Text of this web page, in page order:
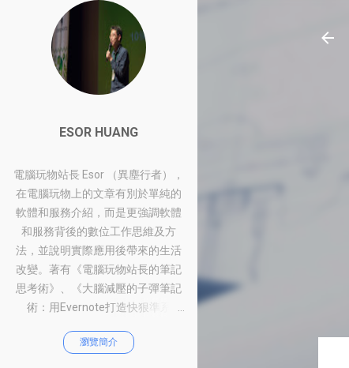
ESOR HUANG
電腦玩物站長 Esor （異塵行者），
在電腦玩物上的文章有別於單純的
軟體和服務介紹，而是更強調軟體
和服務背後的數位工作思維及方
法，並說明實際應用後帶來的生活
改變。著有《電腦玩物站長的筆記
思考術》、《大腦減壓的子彈筆記
術：用Evernote打造快狠準系
作術：從職場到人生的100個聰明
瀏覽簡介